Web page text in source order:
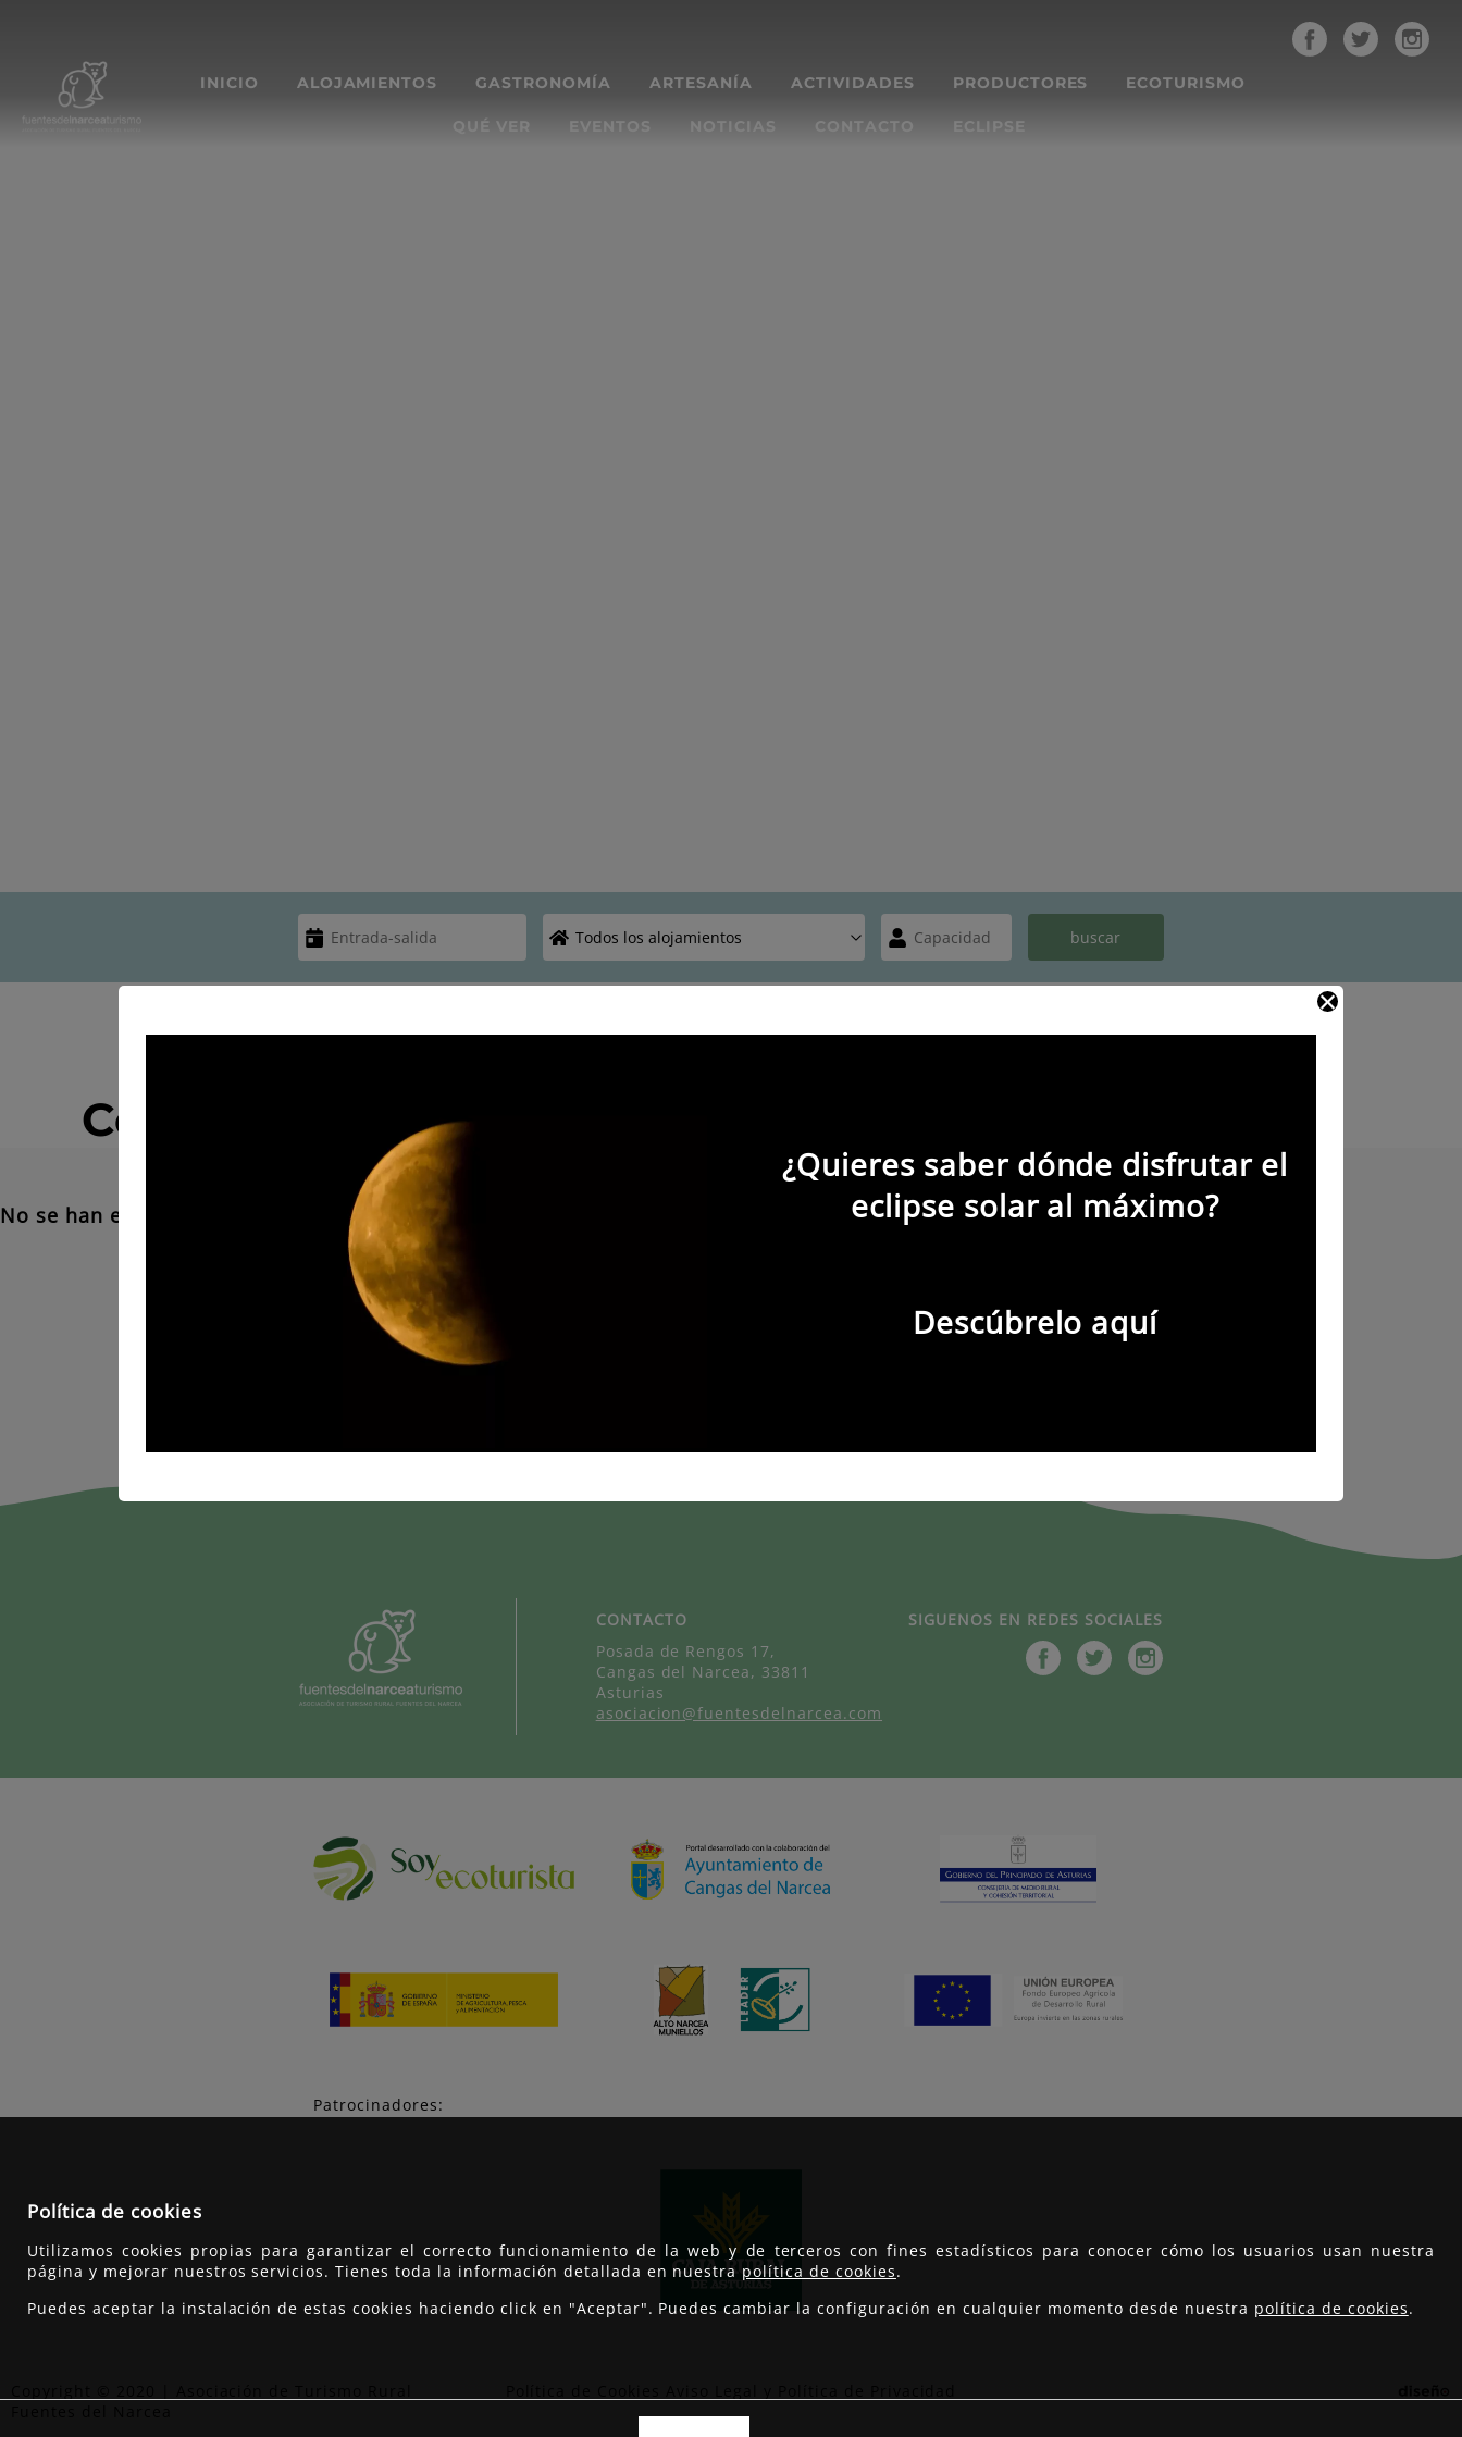
¿Quieres saber dónde disfrutar el
eclipse solar al máximo?
Descúbrelo aquí
INICIO ALOJAMIENTOS GASTRONOMÍA ARTESANÍA ACTIVIDADES PRODUCTORES ECOTURISMO
QUÉ VER EVENTOS NOTICIAS CONTACTO ECLIPSE
Comodidades Chimenea
No se han encontrado resultados
CONTACTO
Posada de Rengos 17,
Cangas del Narcea, 33811
Asturias
asociacion@fuentesdelnarcea.com
SIGUENOS EN REDES SOCIALES
Patrocinadores:
Política de cookies
Utilizamos cookies propias para garantizar el correcto funcionamiento de la web y de terceros con fines estadísticos para conocer cómo los usuarios usan nuestra
página y mejorar nuestros servicios. Tienes toda la información detallada en nuestra política de cookies.
Puedes aceptar la instalación de estas cookies haciendo click en "Aceptar". Puedes cambiar la configuración en cualquier momento desde nuestra política de cookies.